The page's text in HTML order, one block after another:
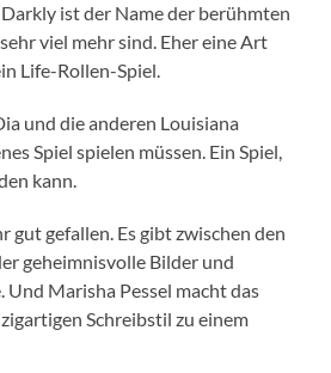
ist der Name der berühmten
viel mehr sind. Eher eine Art
Life-Rollen-Spiel.
und die anderen Louisiana
Spiel spielen müssen. Ein Spiel,
kann.
gut gefallen. Es gibt zwischen den
geheimnisvolle Bilder und
Marisha Pessel macht das
Schreibstil zu einem